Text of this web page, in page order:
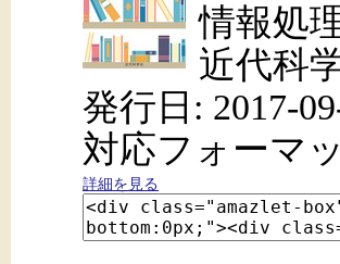
情報処
近代科
発行日: 2017-
対応フォーマ
詳細を見る